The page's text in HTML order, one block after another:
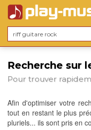
Recherche sur
Pour trouver
Afin d'optimiser votre
tout en restant le plus
pluriels... ils sont pris en